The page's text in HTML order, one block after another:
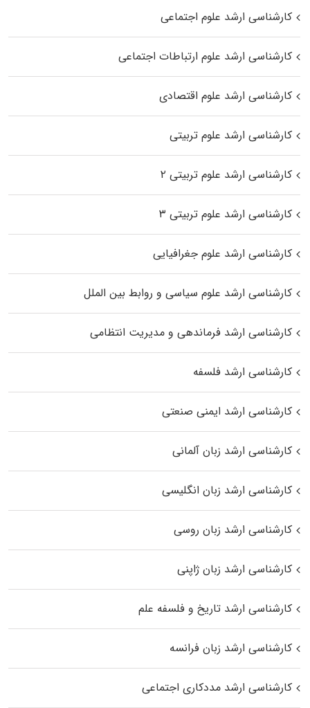
کارشناسی ارشد علوم اجتماعی
کارشناسی ارشد علوم ارتباطات اجتماعی
کارشناسی ارشد علوم اقتصادی
کارشناسی ارشد علوم تربیتی
کارشناسی ارشد علوم تربیتی ۲
کارشناسی ارشد علوم تربیتی ۳
کارشناسی ارشد علوم جغرافیایی
کارشناسی ارشد علوم سیاسی و روابط بین الملل
کارشناسی ارشد فرماندهی و مدیریت انتظامی
کارشناسی ارشد فلسفه
کارشناسی ارشد ایمنی صنعتی
کارشناسی ارشد زبان آلمانی
کارشناسی ارشد زبان انگلیسی
کارشناسی ارشد زبان روسی
کارشناسی ارشد زبان ژاپنی
کارشناسی ارشد تاریخ و فلسفه علم
کارشناسی ارشد زبان فرانسه
کارشناسی ارشد مددکاری اجتماعی